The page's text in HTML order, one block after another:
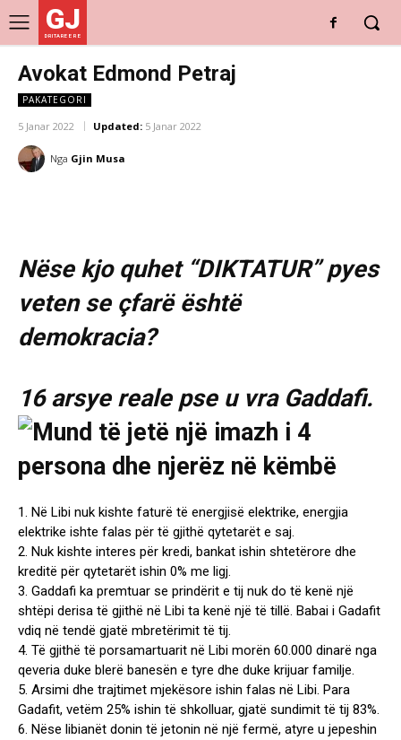
GJ
DRITARE E RE
Avokat Edmond Petraj
PAKATEGORI
5 Janar 2022 Updated: 5 Janar 2022
Nga Gjin Musa
Nëse kjo quhet “DIKTATUR” pyes
veten se çfarë është
demokracia?
16 arsye reale pse u vra Gaddafi.
1. Në Libi nuk kishte faturë të energjisë elektrike, energjia
elektrike ishte falas për të gjithë qytetarët e saj.
2. Nuk kishte interes për kredi, bankat ishin shtetërore dhe
kreditë për qytetarët ishin 0% me ligj.
3. Gaddafi ka premtuar se prindërit e tij nuk do të kenë një
shtëpi derisa të gjithë në Libi ta kenë një të tillë. Babai i Gadafit
vdiq në tendë gjatë mbretërimit të tij.
4. Të gjithë të porsamartuarit në Libi morën 60.000 dinarë nga
qeveria duke blerë banesën e tyre dhe duke krijuar familje.
5. Arsimi dhe trajtimet mjekësore ishin falas në Libi. Para
Gadafit, vetëm 25% ishin të shkolluar, gjatë sundimit të tij 83%.
6. Nëse libianët donin të jetonin në një fermë, atyre u jepeshin